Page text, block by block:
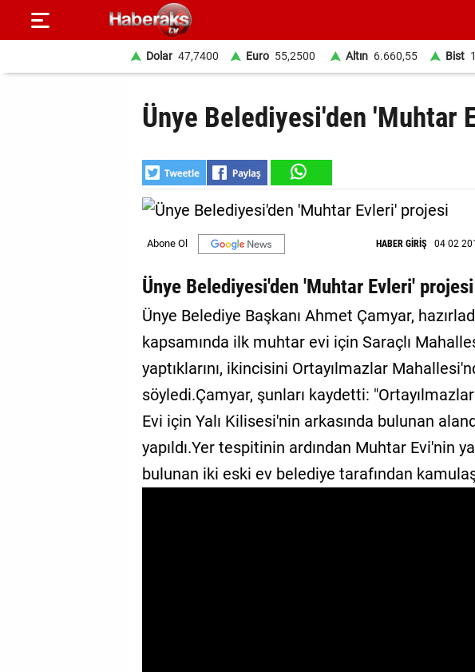
Dolar 47,7400 Euro 55,2500 Altın 6.660,55 Bist
Ünye Belediyesi'den 'Muhtar
HABER GİRİŞ 04 02
Ünye Belediyesi'den 'Muhtar Evleri' projesi
Ünye Belediye Başkanı Ahmet Çamyar,
kapsamında ilk muhtar evi için Saraçlı
yaptıklarını, ikincisini Ortayılmazlar
söyledi.Çamyar, şunları kaydetti:
Evi için Yalı Kilisesi'nin arkasında bulunan
yapıldı.Yer tespitinin ardından Muhtar Evi'nin
bulunan iki eski ev belediye tarafından